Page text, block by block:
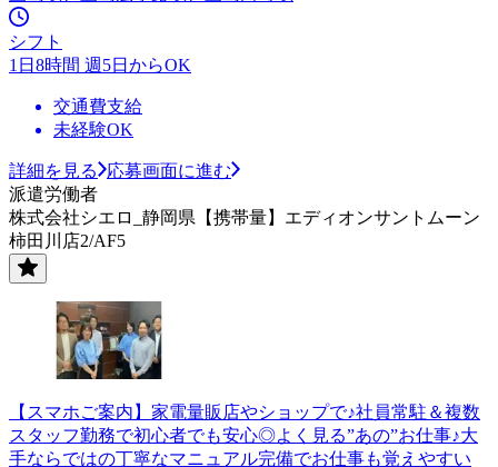
シフト
1日8時間 週5日からOK
交通費支給
未経験OK
詳細を見る
応募画面に進む
派遣労働者
株式会社シエロ_静岡県【携帯量】エディオンサントムーン
柿田川店2/AF5
【スマホご案内】家電量販店やショップで♪社員常駐＆複数
スタッフ勤務で初心者でも安心◎よく見る”あの”お仕事♪大
手ならではの丁寧なマニュアル完備でお仕事も覚えやすい